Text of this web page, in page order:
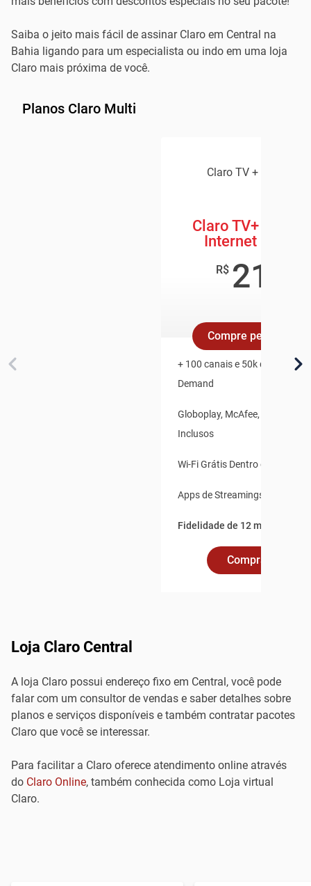
Saiba o jeito mais fácil de assinar Claro em Central na
Bahia ligando para um especialista ou indo em uma loja
Claro mais próxima de você.
Planos Claro Multi
Claro TV + Claro
Claro TV+ Box +
Internet 600
R$ 219
Compre pelo
+ 100 canais e 50k de
Demand
Globoplay, McAfee, Claro
Inclusos
Wi-Fi Grátis Dentro e Fora de
Apps de Streamings
Fidelidade de 12 meses.
Comprar Online
Loja Claro Central
A loja Claro possui endereço fixo em Central, você pode
falar com um consultor de vendas e saber detalhes sobre
planos e serviços disponíveis e também contratar pacotes
Claro que você se interessar.
Para facilitar a Claro oferece atendimento online através
do Claro Online, também conhecida como Loja virtual
Claro.